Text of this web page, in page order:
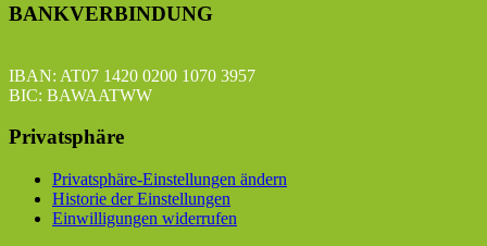
BANKVERBINDUNG
IBAN: AT07 1420 0200 1070 3957
BIC: BAWAATWW
Privatsphäre
Privatsphäre-Einstellungen ändern
Historie der Einstellungen
Einwilligungen widerrufen